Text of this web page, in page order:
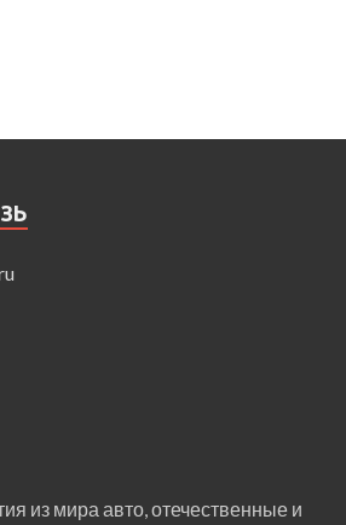
из мира авто, отечественные и